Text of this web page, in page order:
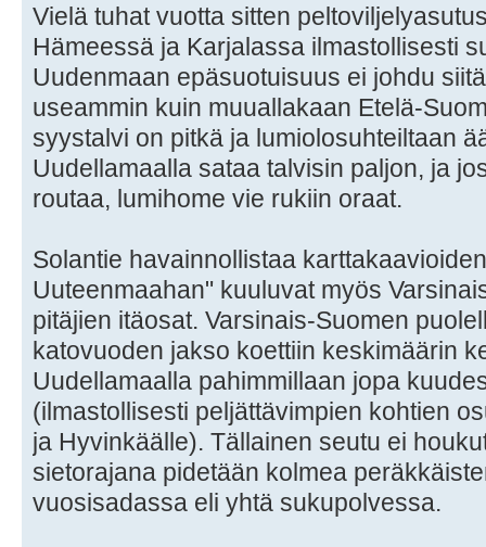
Vielä tuhat vuotta sitten
Hämeessä ja Karjalassa ilmastollisesti
Uudenmaan epäsuotuisuus ei johdu
useammin kuin muuallakaan Etelä-
syystalvi on pitkä ja lumiolosuhteiltaan
Uudellamaalla sataa talvisin paljon, ja
routaa, lumihome vie rukiin oraat.
Solantie havainnollistaa
Uuteenmaahan" kuuluvat myös
pitäjien itäosat. Varsinais-Suomen
katovuoden jakso koettiin keskimäärin
Uudellamaalla pahimmillaan jopa
(ilmastollisesti peljättävimpien kohtien
ja Hyvinkäälle). Tällainen seutu ei
sietorajana pidetään kolmea
vuosisadassa eli yhtä sukupolvessa.